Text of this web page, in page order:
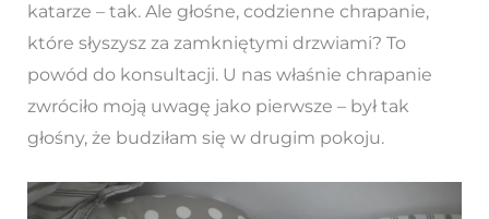
katarze – tak. Ale głośne, codzienne chrapanie,
które słyszysz za zamkniętymi drzwiami? To
powód do konsultacji. U nas właśnie chrapanie
zwróciło moją uwagę jako pierwsze – był tak
głośny, że budziłam się w drugim pokoju.